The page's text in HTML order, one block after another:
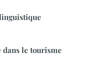
dans le tourisme